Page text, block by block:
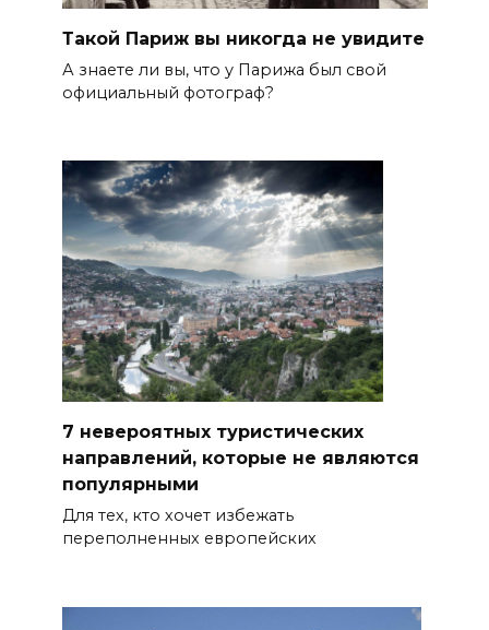
Такой Париж вы никогда не увидите
А знаете ли вы, что у Парижа был свой
официальный фотограф?
7 невероятных туристических
направлений, которые не являются
популярными
Для тех, кто хочет избежать
переполненных европейских